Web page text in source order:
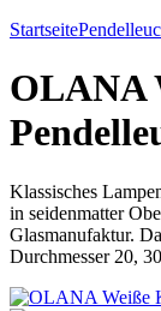
Startseite
OLANA
Klassisches
in seidenmatter
Glasmanufaktur.
Durchmesser 20,